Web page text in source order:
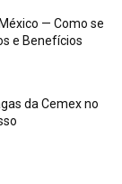
— Como se
e Benefícios
da Cemex no